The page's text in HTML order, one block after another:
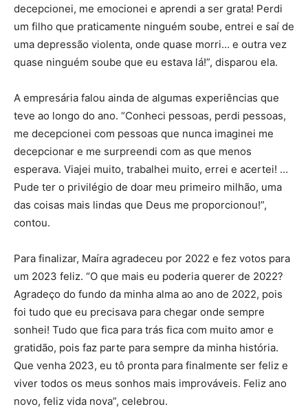
decepcionei, me emocionei e aprendi a ser grata! Perdi
um filho que praticamente ninguém soube, entrei e saí de
uma depressão violenta, onde quase morri… e outra vez
quase ninguém soube que eu estava lá!”, disparou ela.
A empresária falou ainda de algumas experiências que
teve ao longo do ano. “Conheci pessoas, perdi pessoas,
me decepcionei com pessoas que nunca imaginei me
decepcionar e me surpreendi com as que menos
esperava. Viajei muito, trabalhei muito, errei e acertei! …
Pude ter o privilégio de doar meu primeiro milhão, uma
das coisas mais lindas que Deus me proporcionou!”,
contou.
Para finalizar, Maíra agradeceu por 2022 e fez votos para
um 2023 feliz. “O que mais eu poderia querer de 2022?
Agradeço do fundo da minha alma ao ano de 2022, pois
foi tudo que eu precisava para chegar onde sempre
sonhei! Tudo que fica para trás fica com muito amor e
gratidão, pois faz parte para sempre da minha história.
Que venha 2023, eu tô pronta para finalmente ser feliz e
viver todos os meus sonhos mais improváveis. Feliz ano
novo, feliz vida nova”, celebrou.